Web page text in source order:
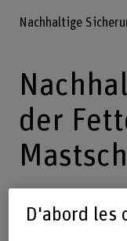
Nachhaltige
der
Die Fettzahl
D'abord les